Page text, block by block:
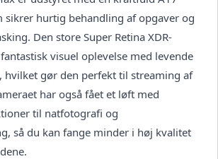
sikrer hurtig behandling af opgaver og
Den store Super Retina XDR-
visuel oplevelse med levende
hvilket gør den perfekt til streaming af
har også fået et løft med
til natfotografi og
så du kan fange minder i høj kvalitet